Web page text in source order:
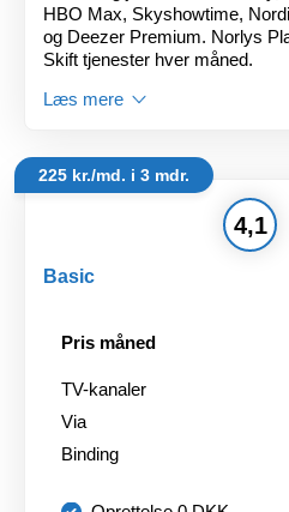
HBO Max, Skyshowtime,
og Deezer Premium. Norlys
Skift tjenester hver måned.
Læs mere
225 kr./md. i 3 mdr.
Basic
4,1
Pris måned
TV-kanaler
Via
Binding